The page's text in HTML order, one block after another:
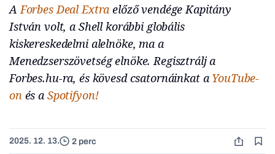
A Forbes Deal Extra előző vendége Kapitány
István volt, a Shell korábbi globális
kiskereskedelmi alelnöke, ma a
Menedzserszövetség elnöke. Regisztrálj a
Forbes.hu-ra, és kövesd csatornáinkat a YouTube-
onés a Spotifyon!
2025. 12. 13. 2 perc